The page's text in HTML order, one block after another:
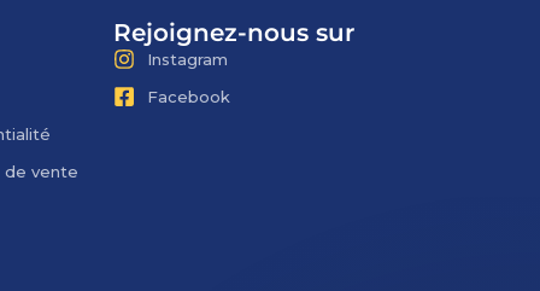
de vente
Rejoignez-nous sur
Instagram
Facebook